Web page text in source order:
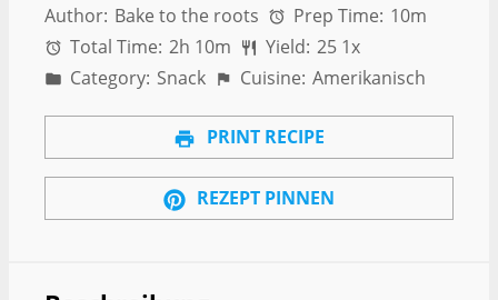
Author: Bake to the roots Prep Time: 10m
Total Time: 2h 10m Yield: 25 1x
Category: Snack Cuisine: Amerikanisch
PRINT RECIPE
REZEPT PINNEN